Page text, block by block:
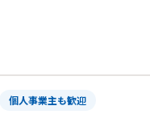
個人事業主も歓迎